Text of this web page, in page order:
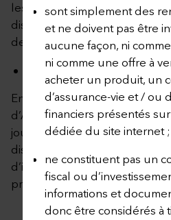
sont simplement des
et ne doivent pas être
aucune façon, ni
ni comme une offre à
acheter un produit, un
d’assurance-vie et / ou
financiers présentés
dédiée du site internet ;
ne constituent pas un
fiscal ou
informations et
donc être considérés à
les Fonds mentionnés dans
disponibles aux opérations
de publication de la présente
Liste des Fonds Externes
En cliquant sur le lien ci-
d’Assurance peut consulter
jour de la liste des Fonds
disponibles aux nouvelles
d’investissement à la date de
présente annexe.
Liste des Fonds Externes